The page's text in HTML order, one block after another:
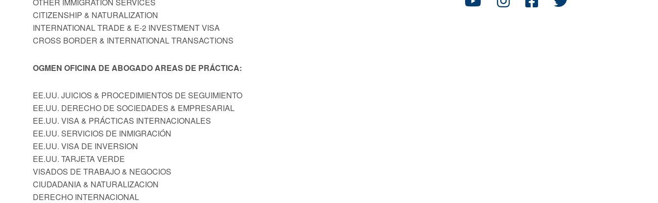
CITIZENSHIP & NATURALIZATION
INTERNATIONAL TRADE & E-2 INVESTMENT VISA
CROSS BORDER & INTERNATIONAL TRANSACTIONS
OGMEN OFICINA DE ABOGADO AREAS DE PRÁCTICA:
EE.UU. JUICIOS & PROCEDIMIENTOS DE SEGUIMIENTO
EE.UU. DERECHO DE SOCIEDADES & EMPRESARIAL
EE.UU. VISA & PRÁCTICAS INTERNACIONALES
EE.UU. SERVICIOS DE INMIGRACIÓN
EE.UU. VISA DE INVERSION
EE.UU. TARJETA VERDE
VISADOS DE TRABAJO & NEGOCIOS
CIUDADANIA & NATURALIZACION
DERECHO INTERNACIONAL